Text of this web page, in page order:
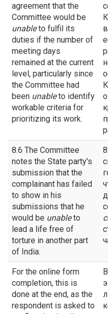
agreement that the
Committee would be
unableto fulfil its
duties if the number of
meeting days
remained at the current
level, particularly since
the Committee had
been unableto identify
workable criteria for
prioritizing its work.
8.6 The Committee
notes the State party's
submission that the
complainant has failed
to show in his
submissions that he
would be unableto
lead a life free of
torture in another part
of India.
For the online form
completion, this is
done at the end, as the
respondent is asked to